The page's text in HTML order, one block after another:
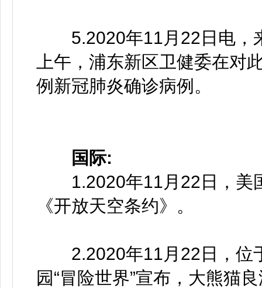
5.2020年11月22日电，
上午，浦东新区卫健委在对
例新冠肺炎确诊病例。
国际:
1.2020年11月22日，美
《开放天空条约》。
2.2020年11月22日，位
园“冒险世界”宣布，大熊猫